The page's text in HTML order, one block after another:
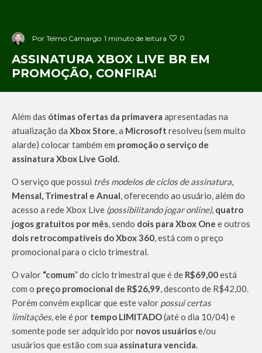
Por Telmo Camargo 1 minuto de leitura 0
ASSINATURA XBOX LIVE BR EM
PROMOÇÃO, CONFIRA!
Além das ótimas ofertas da primavera apresentadas na
atualização da Xbox Store, a Microsoft resolveu (sem muito
alarde) colocar também em promoção o serviço de
assinatura Xbox Live Gold.
O serviço que possui três modelos de ciclos de assinatura,
Mensal, Trimestral e Anual, oferecendo ao usuário, além do
acesso a rede Xbox Live (possibilitando jogar online), quatro
jogos gratuitos por mês, sendo dois para Xbox One e outros
dois retrocompatíveis do Xbox 360, está com o preço
promocional para o ciclo trimestral.
O valor “comum” do ciclo trimestral que é de R$69,00está
com o preço promocional de R$26,99, desconto de R$42,00.
Porém convém explicar que este valor possui certas
limitações,ele é por tempo LIMITADO(até o dia 10/04) e
somente pode ser adquirido por novos usuáriose/ou
usuários que estão com sua assinatura vencida.